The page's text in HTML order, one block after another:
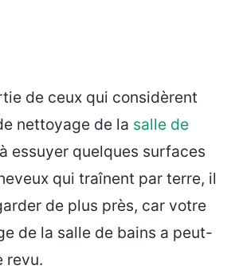
de ceux qui considèrent
nettoyage de la salle de
essuyer quelques surfaces
qui traînent par terre, il
de plus près, car votre
de la salle de bains a peut-
revu.